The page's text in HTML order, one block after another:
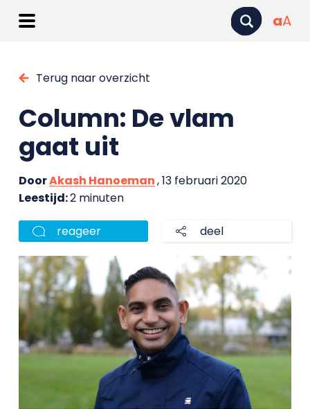
aA
Terug naar overzicht
Column: De vlam
gaat uit
DoorAkash Hanoeman, 13 februari 2020
Leestijd:2 minuten
reageer deel